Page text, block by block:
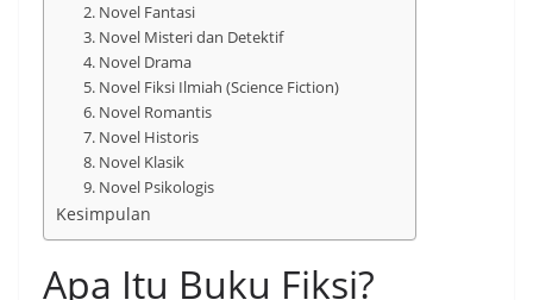
2. Novel Fantasi
3. Novel Misteri dan Detektif
4. Novel Drama
5. Novel Fiksi Ilmiah (Science Fiction)
6. Novel Romantis
7. Novel Historis
8. Novel Klasik
9. Novel Psikologis
Kesimpulan
Apa Itu Buku Fiksi?